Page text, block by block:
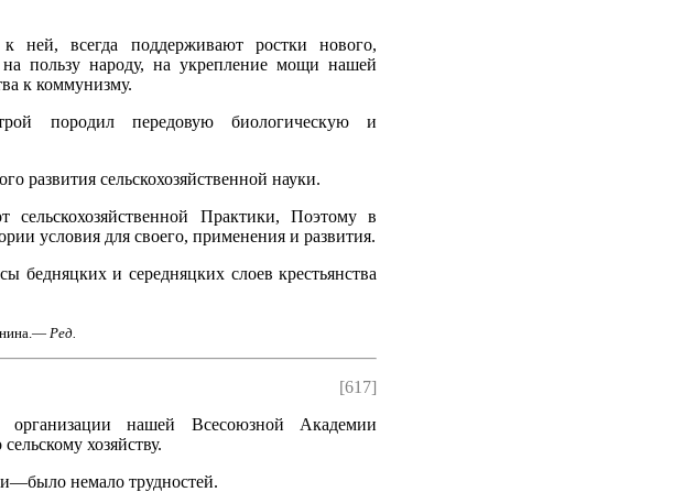
ней, всегда поддерживают ростки нового,
на пользу народу, на укрепление мощи нашей
к коммунизму.
породил передовую биологическую и
развития сельскохозяйственной науки.
сельскохозяйственной Практики, Поэтому в
условия для своего, применения и развития.
бедняцких и середняцких слоев крестьянства
Ред.
[617]
нашей Всесоюзной Академии
хозяйству.
немало трудностей.